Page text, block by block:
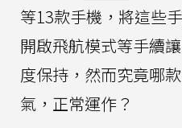
等13款手機，將這些
開啟飛航模式等手續
度保持，然而究竟哪
氣，正常運作？